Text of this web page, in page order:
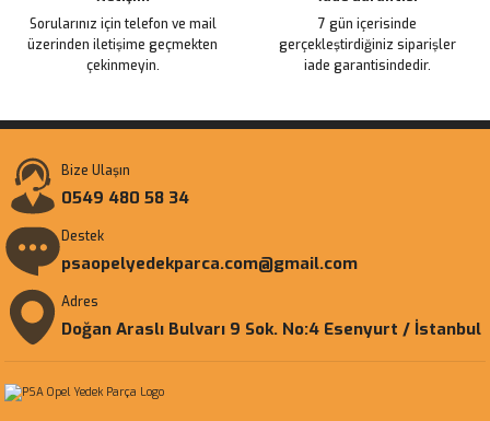
Sorularınız için telefon ve mail
üzerinden iletişime geçmekten
çekinmeyin.
7 gün içerisinde
gerçekleştirdiğiniz siparişler
iade garantisindedir.
Bize Ulaşın
0549 480 58 34
Destek
psaopelyedekparca.com@gmail.com
Adres
Doğan Araslı Bulvarı 9 Sok. No:4 Esenyurt / İstanbul